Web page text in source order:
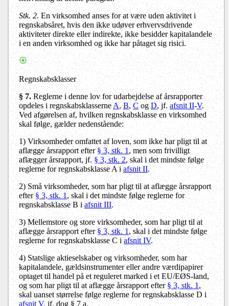
Stk. 2. En virksomhed anses for at være uden aktivitet i
regnskabsåret, hvis den ikke udøver erhvervsdrivende
aktiviteter direkte eller indirekte, ikke besidder kapitalandele
i en anden virksomhed og ikke har påtaget sig risici.
Regnskabsklasser
§ 7. Reglerne i denne lov for udarbejdelse af årsrapporter
opdeles i regnskabsklasserneA, B,CogD, jf.afsnit II-V.
Ved afgørelsen af, hvilken regnskabsklasse en virksomhed
skal følge, gælder nedenstående:
1) Virksomheder omfattet af loven, som ikke har pligt til at
aflægge årsrapport efter§ 3, stk. 1, men som frivilligt
aflægger årsrapport, jf.§ 3, stk. 2, skal i det mindste følge
reglerne for regnskabsklasse A i afsnit II.
2) Små virksomheder, som har pligt til at aflægge årsrapport
efter§ 3, stk. 1, skal i det mindste følge reglerne for
regnskabsklasse B i afsnit III.
3) Mellemstore og store virksomheder, som har pligt til at
aflægge årsrapport efter§ 3, stk. 1, skal i det mindste følge
reglerne for regnskabsklasse C i afsnit IV.
4) Statslige aktieselskaber og virksomheder, som har
kapitalandele, gældsinstrumenter eller andre værdipapirer
optaget til handel på et reguleret marked i et EU/EØS-land,
og som har pligt til at aflægge årsrapport efter§ 3, stk. 1,
skal uanset størrelse følge reglerne for regnskabsklasse D i
afsnit V, jf. dog § 7 a.